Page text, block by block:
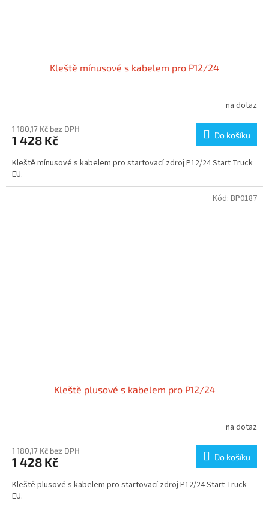
Kleště mínusové s kabelem pro P12/24
na dotaz
1 180,17 Kč bez DPH
1 428 Kč Do košíku
Kleště mínusové s kabelem pro startovací zdroj P12/24 Start Truck
EU.
Kleště plusové s kabelem pro P12/24
na dotaz
1 180,17 Kč bez DPH
1 428 Kč Do košíku
Kleště plusové s kabelem pro startovací zdroj P12/24 Start Truck
EU.
Kód: BP0187